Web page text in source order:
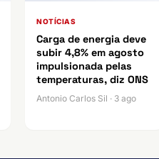
NOTÍCIAS
Carga de energia deve
subir 4,8% em agosto
impulsionada pelas
temperaturas, diz ONS
Antonio Carlos Sil · 3 ago